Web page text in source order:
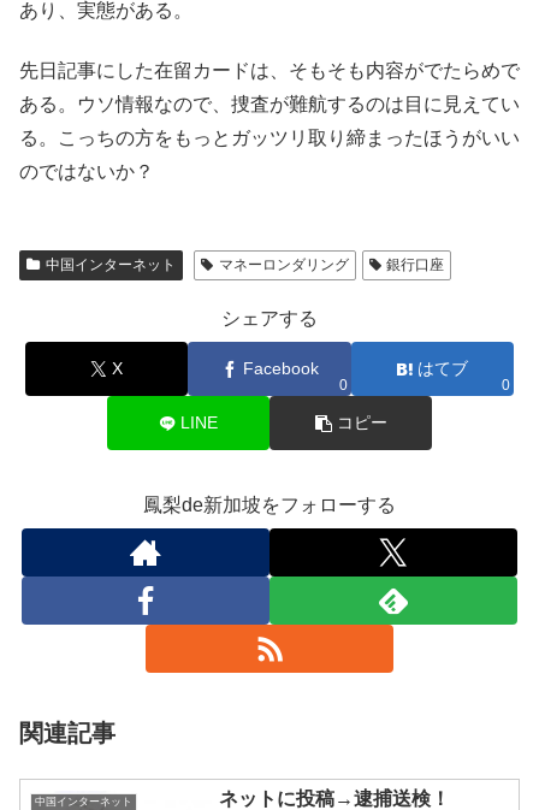
あり、実態がある。
先日記事にした在留カードは、そもそも内容がでたらめで
ある。ウソ情報なので、捜査が難航するのは目に見えてい
る。こっちの方をもっとガッツリ取り締まったほうがいい
のではないか？
中国インターネット マネーロンダリング 銀行口座
シェアする
X Facebook
0
はてブ
0
LINE コピー
鳳梨de新加坡をフォローする
関連記事
中国インターネット ネットに投稿→逮捕送検！